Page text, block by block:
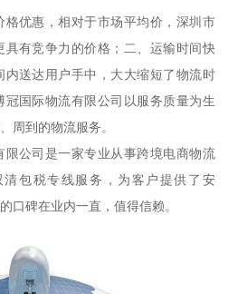
优惠，相对于市场平均价，深圳市
有竞争力的价格；二、运输时间快
送达用户手中，大大缩短了物流时
国际物流有限公司以服务质量为生
周到的物流服务。
公司是一家专业从事跨境电商物流
包税专线服务，为客户提供了安
口碑在业内一直，值得信赖。